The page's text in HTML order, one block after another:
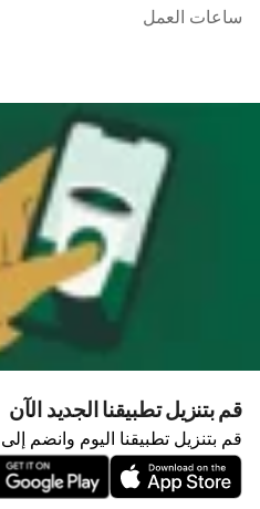
ساعات العمل
قم بتنزيل تطبيقنا الجديد الآن
قم بتنزيل تطبيقنا اليوم وانضم